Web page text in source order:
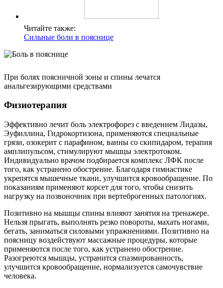
Читайте также:
Сильные боли в пояснице
При болях поясничной зоны и спины лечатся
анальгезирующими средствами
Физиотерапия
Эффективно лечит боль электрофорез с введением Лидазы,
Эуфиллина, Гидрокортизона, применяются специальные
грязи, озокерит с парафином, ванны со скипидаром, терапия
амплипульсом, стимулируют мышцы электротоком.
Индивидуально врачом подбирается комплекс ЛФК после
того, как устранено обострение. Благодаря гимнастике
укрепятся мышечные ткани, улучшится кровообращение. По
показаниям применяют корсет для того, чтобы снизить
нагрузку на позвоночник при вертеброгенных патологиях.
Позитивно на мышцы спины влияют занятия на тренажере.
Нельзя прыгать, выполнять резко повороты, махать ногами,
бегать, заниматься силовыми упражнениями. Позитивно на
поясницу воздействуют массажные процедуры, которые
применяются после того, как устранено обострение.
Разогреются мышцы, устранится спазмированность,
улучшится кровообращение, нормализуется самочувствие
человека.